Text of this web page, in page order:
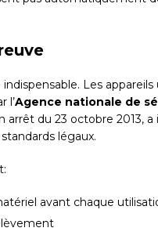
Les appareils
l’Agence nationale de
arrêt du 23 octobre 2013, a
légaux.
avant chaque